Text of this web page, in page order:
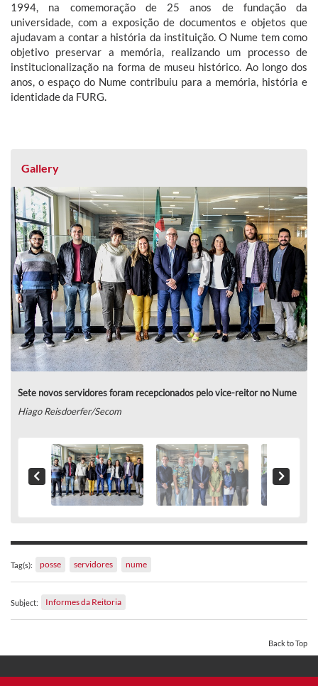
1994, na comemoração de 25 anos de fundação da
universidade, com a exposição de documentos e objetos que
ajudavam a contar a história da instituição. O Nume tem como
objetivo preservar a memória, realizando um processo de
institucionalização na forma de museu histórico. Ao longo dos
anos, o espaço do Nume contribuiu para a memória, história e
identidade da FURG.
Gallery
Sete novos servidores foram recepcionados pelo vice-reitor no Nume
Hiago Reisdoerfer/Secom
Tag(s): posse servidores nume
Subject: Informes da Reitoria
Back to Top